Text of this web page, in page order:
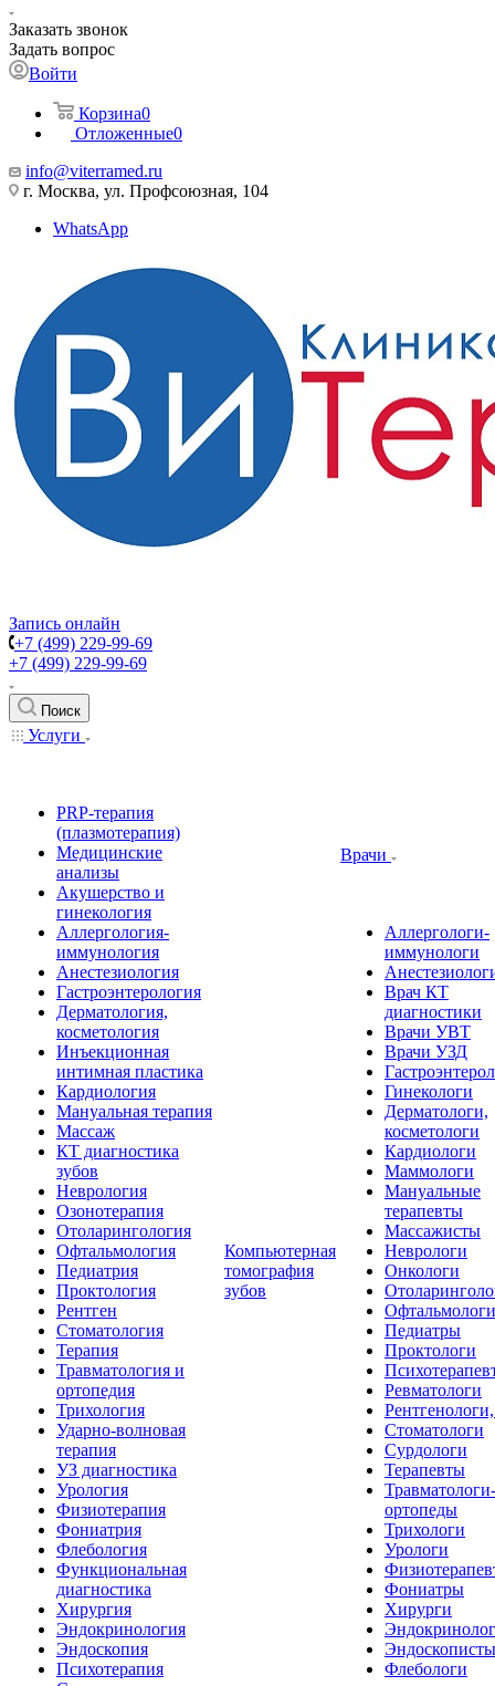
Заказать звонок
Задать вопрос
Войти
Корзина0
Отложенные0
info@viterramed.ru
г. Москва, ул. Профсоюзная, 104
WhatsApp
Запись онлайн
+7 (499) 229-99-69
+7 (499) 229-99-69
Поиск
Услуги
PRP-терапия
(плазмотерапия)
Медицинские
анализы
Акушерство и
гинекология
Аллергология-
иммунология
Анестезиология
Гастроэнтерология
Дерматология,
косметология
Инъекционная
интимная пластика
Кардиология
Мануальная терапия
Массаж
КТ диагностика
зубов
Неврология
Озонотерапия
Отоларингология
Офтальмология
Педиатрия
Проктология
Рентген
Стоматология
Терапия
Травматология и
ортопедия
Трихология
Ударно-волновая
терапия
УЗ диагностика
Урология
Физиотерапия
Фониатрия
Флебология
Функциональная
диагностика
Хирургия
Эндокринология
Эндоскопия
Психотерапия
Компьютерная
томография
зубов
Врачи
Аллергологи-
иммунологи
Врач КТ
диагностики
Врачи УВТ
Врачи УЗД
Гинекологи
Дерматологи,
косметологи
Кардиологи
Маммологи
Мануальные
терапевты
Массажисты
Неврологи
Онкологи
Офтальмологи
Педиатры
Проктологи
Ревматологи
Стоматологи
Сурдологи
Терапевты
Травматологи-
ортопеды
Трихологи
Урологи
Фониатры
Хирурги
Эндоскописты
Флебологи